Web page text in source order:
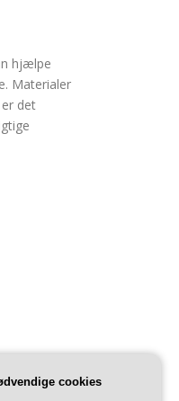
hjælpe
Materialer
det
cookies